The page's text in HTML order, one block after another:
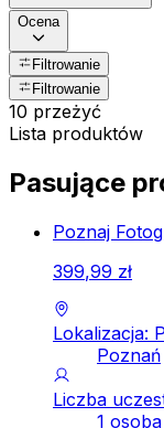
Ocena
Filtrowanie
Filtrowanie
10 przeżyć
Lista produktów
Pasujące
Poznaj
399,99 zł
Lokalizacja:
Poznań
Liczba
1 osoba